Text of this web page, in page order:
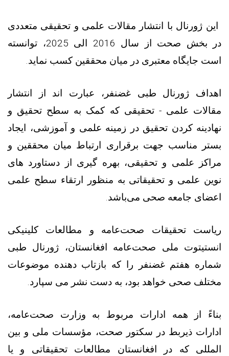
این ژورنال با انتشار مقالات علمی و تحقیقی متعددی
در بخش صحت از سال 2016 الی 2025، توانسته
است جایگاه معتبری در میان محققین کسب نماید.
اهداف ژورنال طبی غضنفر، عبارت اند از انتشار
مقالات علمی - تحقیقی که کمک به سطح تحقیق و
نهادینه کردن تحقیق در زمینه علمی و آموزشی، ایجاد
بستر مناسب جهت برقراری ارتباط میان محققین و
مراکز علمی و تحقیقی، بهره گیری از دستاورد های
نوین علمی و تحقیقاتی به منظور ارتقاء سطح علمی
اعضای جامعه صحی می‌باشد.
ریاست تحقیقات صحت‌عامه و مطالعات کلینیکی
انستیتوت ملی صحت‌عامه افغانستان، ژورنال طبی
شماره هفتم غضنفر را که بازتاب دهنده موضوعات
مختلف صحی خواهد بود، به دست نشر می سپارد.
بناءً از همه ادارات مربوط به وزارت صحت‌عامه،
ادارات ذیربط در سکتور صحت، مؤسسات ملی و بین
المللی که در افغانستان مطالعات تحقیقاتی و یا